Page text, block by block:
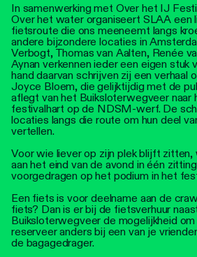
In samenwerking met Over het IJ
Over het water organiseert SLAA een
fietsroute die ons meeneemt langs
andere bijzondere locaties in
Verbogt, Thomas van Aalten, Renée
Aynan verkennen ieder een eigen stuk
hand daarvan schrijven zij een verhaal
Joyce Bloem, die gelijktijdig met de
aflegt van het Buiksloterwegveer naar
festivalhart op de NDSM-werf. De
locaties langs die route om hun deel
vertellen.
Voor wie liever op zijn plek blijft zitten,
aan het eind van de avond in één
voorgedragen op het podium in het
Een fiets is voor deelname aan de
fiets? Dan is er bij de fietsverhuur
Buiksloterwegveer de mogelijkheid
reserveer anders bij een van je
de bagagedrager.